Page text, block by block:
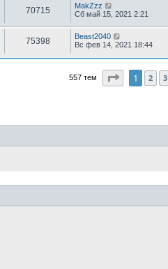
70715
MakZzz
Сб май 15, 2021 2:21
75398
Beast2040
Вс фев 14, 2021 18:44
557 тем Страница 1
1 2 3